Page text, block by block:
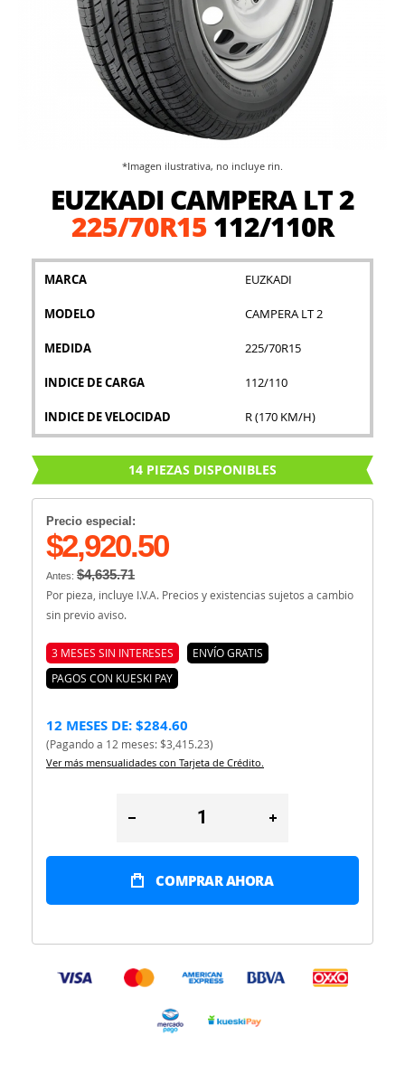
EUZKADI CAMPERA LT 2
225/70R15112/110R
MARCA EUZKADI
MODELO CAMPERA LT 2
MEDIDA 225/70R15
INDICE DE CARGA 112/110
INDICE DE VELOCIDAD R (170 KM/H)
14 PIEZAS DISPONIBLES
Precio especial:
$2,920.50
Antes: $4,635.71
Por pieza, incluye I.V.A. Precios y existencias sujetos a cambio
sin previo aviso.
3 MESES SIN INTERESES
ENVÍO GRATIS
PAGOS CON KUESKI PAY
12 MESES DE: $284.60
(Pagando a 12 meses: $3,415.23)
Ver más mensualidades con Tarjeta de Crédito.
COMPRAR AHORA
*Imagen ilustrativa, no incluye rin.
comienzo
galería
imágenes